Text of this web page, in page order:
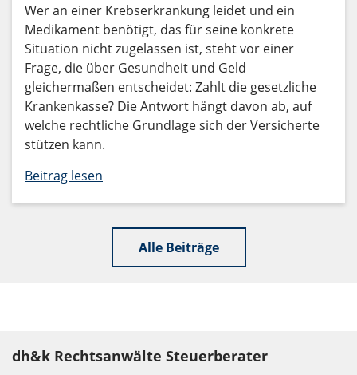
Wer an einer Krebserkrankung leidet und ein
Medikament benötigt, das für seine konkrete
Situation nicht zugelassen ist, steht vor einer
Frage, die über Gesundheit und Geld
gleichermaßen entscheidet: Zahlt die gesetzliche
Krankenkasse? Die Antwort hängt davon ab, auf
welche rechtliche Grundlage sich der Versicherte
stützen kann.
Beitrag lesen
Alle Beiträge
dh&k Rechtsanwälte Steuerberater